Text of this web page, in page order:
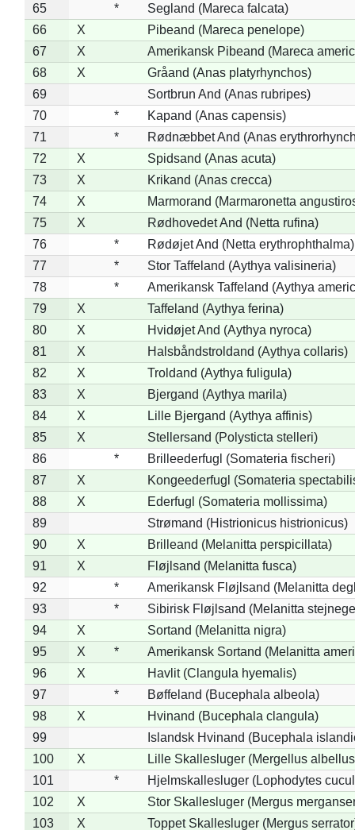
65
*
Segland (Mareca falcata)
66
X
Pibeand (Mareca penelope)
67
X
Amerikansk Pibeand (Mareca
68
X
Gråand (Anas platyrhynchos)
69
Sortbrun And (Anas rubripes)
70
*
Kapand (Anas capensis)
71
*
Rødnæbbet And (Anas
72
X
Spidsand (Anas acuta)
73
X
Krikand (Anas crecca)
74
X
Marmorand (Marmaronetta
75
X
Rødhovedet And (Netta rufina)
76
*
Rødøjet And (Netta erythrophthalma)
77
*
Stor Taffeland (Aythya valisineria)
78
*
Amerikansk Taffeland (Aythya
79
X
Taffeland (Aythya ferina)
80
X
Hvidøjet And (Aythya nyroca)
81
X
Halsbåndstroldand (Aythya collaris)
82
X
Troldand (Aythya fuligula)
83
X
Bjergand (Aythya marila)
84
X
Lille Bjergand (Aythya affinis)
85
X
Stellersand (Polysticta stelleri)
86
*
Brilleederfugl (Somateria fischeri)
87
X
Kongeederfugl (Somateria
88
X
Ederfugl (Somateria mollissima)
89
Strømand (Histrionicus histrionicus)
90
X
Brilleand (Melanitta perspicillata)
91
X
Fløjlsand (Melanitta fusca)
92
*
Amerikansk Fløjlsand (Melanitta
93
*
Sibirisk Fløjlsand (Melanitta
94
X
Sortand (Melanitta nigra)
95
X *
Amerikansk Sortand (Melanitta
96
X
Havlit (Clangula hyemalis)
97
*
Bøffeland (Bucephala albeola)
98
X
Hvinand (Bucephala clangula)
99
Islandsk Hvinand (Bucephala
100
X
Lille Skallesluger (Mergellus
101
*
Hjelmskallesluger (Lophodytes
102
X
Stor Skallesluger (Mergus
103
X Toppet Skallesluger (Mergus